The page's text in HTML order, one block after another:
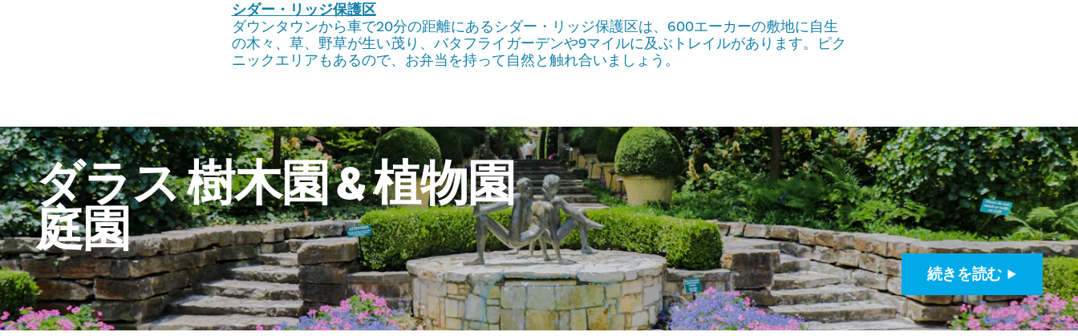
シダー・リッジ保護区
ダウンタウンから車で20分の距離にあるシダー・リッジ保護区は、600エーカーの敷地に自生
の木々、草、野草が生い茂り、バタフライガーデンや9マイルに及ぶトレイルがあります。ピク
ニックエリアもあるので、お弁当を持って自然と触れ合いましょう。
ダラス樹木園&植物園
庭園
続きを読む